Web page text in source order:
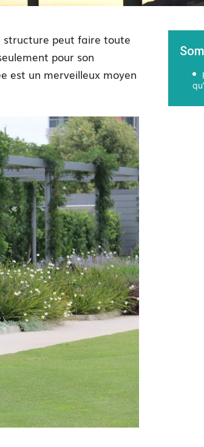
structure peut faire toute
pour son
est un merveilleux moyen